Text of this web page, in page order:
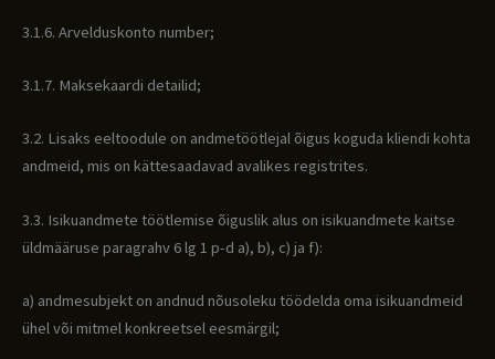
3.1.6. Arvelduskonto number;
3.1.7. Maksekaardi detailid;
3.2. Lisaks eeltoodule on andmetöötlejal õigus koguda kliendi kohta
andmeid, mis on kättesaadavad avalikes registrites.
3.3. Isikuandmete töötlemise õiguslik alus on isikuandmete kaitse
üldmääruse paragrahv 6 lg 1 p-d a), b), c) ja f):
a) andmesubjekt on andnud nõusoleku töödelda oma isikuandmeid
ühel või mitmel konkreetsel eesmärgil;